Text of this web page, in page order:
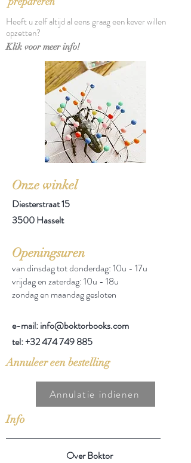
Heeft u zelf altijd al eens graag een kever willen
opzetten?
Klik voor meer info!
Onze winkel
Diesterstraat 15
3500 Hasselt
Openingsuren
van dinsdag tot donderdag: 10u - 17u
vrijdag en zaterdag: 10u - 18u
zondag en maandag gesloten
e-mail: info@boktorbooks.com
tel:+32 474 749 885
Annuleer een bestelling
Annulatie indienen
Info
Over Boktor